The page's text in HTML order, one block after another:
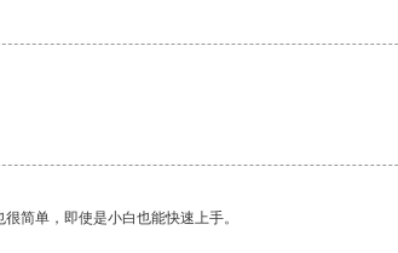
简单，即使是小白也能快速上手。